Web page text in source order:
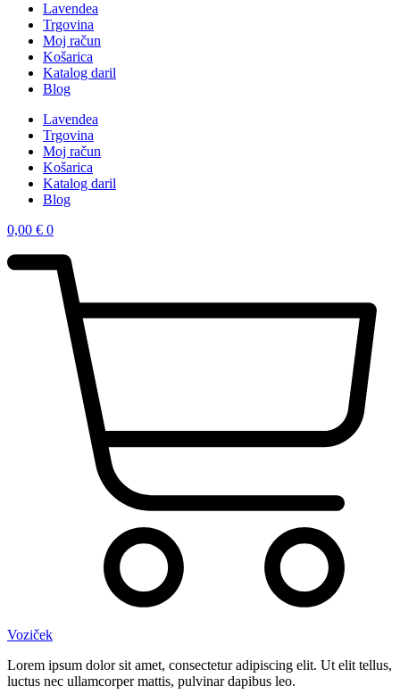
Lavendea
Trgovina
Moj račun
Košarica
Katalog daril
Blog
Lavendea
Trgovina
Moj račun
Košarica
Katalog daril
Blog
0,00 € 0
Voziček
Lorem ipsum dolor sit amet, consectetur adipiscing elit. Ut elit tellus,
luctus nec ullamcorper mattis, pulvinar dapibus leo.